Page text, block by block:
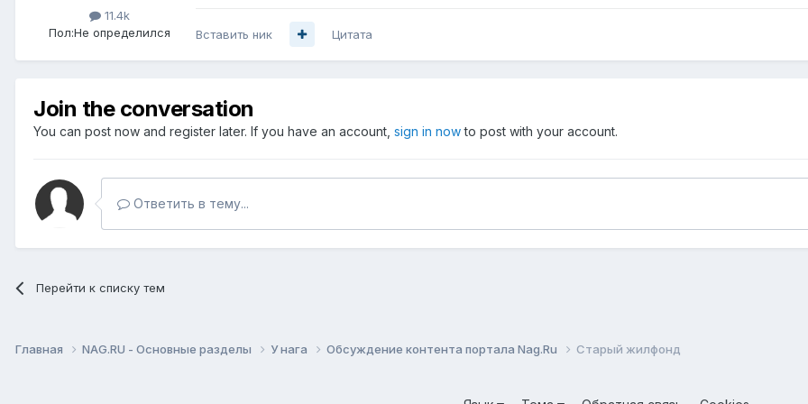
11.4k
Пол:Не определился Вставить ник Цитата
Join the conversation
You can post now and register later. If you have an account, sign in nowto post with your account.
Ответить в тему...
Перейти к списку тем
Главная NAG.RU - Основные разделы У нага Обсуждение контента портала Nag.Ru Старый жилфонд